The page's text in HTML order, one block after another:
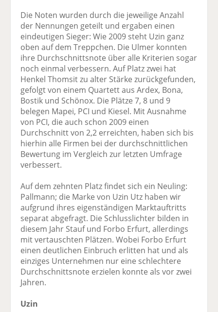
Die Noten wurden durch die jeweilige Anzahl
der Nennungen geteilt und ergaben einen
eindeutigen Sieger: Wie 2009 steht Uzin ganz
oben auf dem Treppchen. Die Ulmer konnten
ihre Durchschnittsnote über alle Kriterien sogar
noch einmal verbessern. Auf Platz zwei hat
Henkel Thomsit zu alter Stärke zurückgefunden,
gefolgt von einem Quartett aus Ardex, Bona,
Bostik und Schönox. Die Plätze 7, 8 und 9
belegen Mapei, PCI und Kiesel. Mit Ausnahme
von PCI, die auch schon 2009 einen
Durchschnitt von 2,2 erreichten, haben sich bis
hierhin alle Firmen bei der durchschnittlichen
Bewertung im Vergleich zur letzten Umfrage
verbessert.
Auf dem zehnten Platz findet sich ein Neuling:
Pallmann; die Marke von Uzin Utz haben wir
aufgrund ihres eigenständigen Marktauftritts
separat abgefragt. Die Schlusslichter bilden in
diesem Jahr Stauf und Forbo Erfurt, allerdings
mit vertauschten Plätzen. Wobei Forbo Erfurt
einen deutlichen Einbruch erlitten hat und als
einziges Unternehmen nur eine schlechtere
Durchschnittsnote erzielen konnte als vor zwei
Jahren.
Uzin